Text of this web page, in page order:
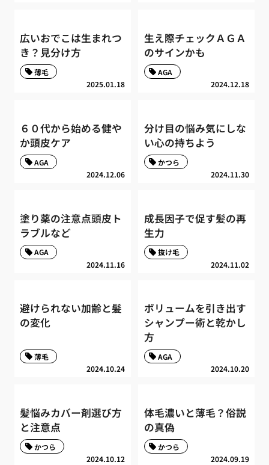
広いおでこは生まれつ
き？見分け方
2025.01.18
薄毛
生え際チェックＡＧＡ
のサインかも
2024.12.18
AGA
６０代から始める健や
か頭皮ケア
2024.12.06
AGA
分け目の悩み気にしな
い心の持ちよう
2024.11.30
かつら
塗り薬の注意点頭皮ト
ラブルなど
2024.11.16
AGA
成長因子で促す髪の再
生力
2024.11.02
抜け毛
避けられない加齢と髪
の変化
2024.10.24
薄毛
ボリュームを引き出す
シャンプー術と乾かし
方
2024.10.20
AGA
髪悩みカバー剤選び方
と注意点
2024.10.12
かつら
体毛濃いと薄毛？俗説
の真偽
2024.09.19
かつら